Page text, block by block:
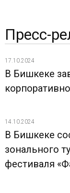
Пресс-
17.10.2024
В Бишкеке
14.10.2024
В Бишкеке
зонального
фестиваля